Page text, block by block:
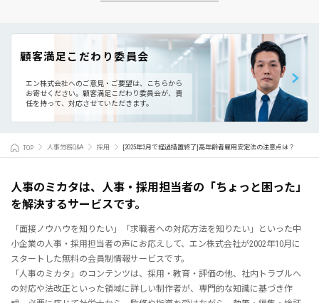
顧客満足こだわり委員会
エン株式会社へのご意見・ご要望は、こちらから
お寄せください。 顧客満足こだわり委員会が、責
任を持って、対応させていただきます。
TOP 人事労務Q&A 採用 [2025年3月で経過措置終了]高年齢者雇用安定法の注意点は？
人事のミカタは、人事・採用担当者の「ちょっと困った」
を解決するサービスです。
「面接ノウハウを知りたい」「求職者への対応方法を知りたい」といった中
小企業の人事・採用担当者の声にお応えして、エン株式会社が2002年10月に
スタートした無料の会員制情報サービスです。
「人事のミカタ」のコンテンツは、採用・教育・評価の他、社内トラブルへ
の対応や法改正といった領域に詳しい制作者が、専門的な知識に基づき作